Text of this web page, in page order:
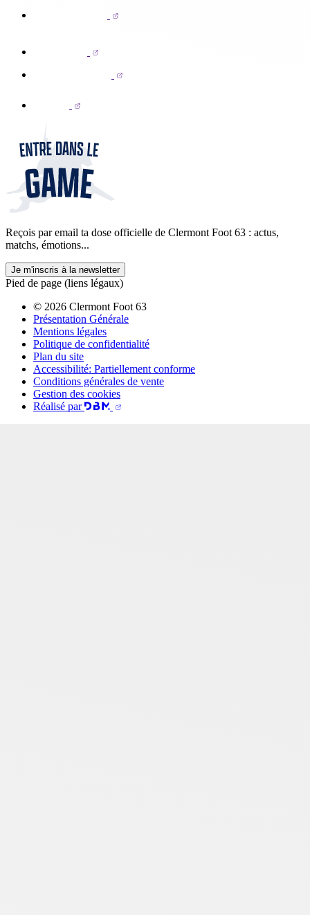
Reçois par email ta dose officielle de Clermont Foot 63 : actus,
matchs, émotions...
Je m'inscris à la newsletter
Pied de page (liens légaux)
© 2026 Clermont Foot 63
Présentation Générale
Mentions légales
Politique de confidentialité
Plan du site
Accessibilité: Partiellement conforme
Conditions générales de vente
Gestion des cookies
Réalisé par